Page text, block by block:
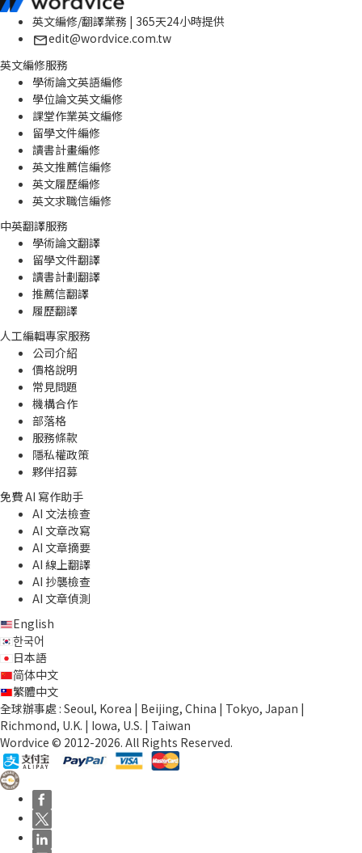
英文編修/翻譯業務 | 365天24小時提供
edit@wordvice.com.tw
英文編修服務
學術論文英語編修
學位論文英文編修
課堂作業英文編修
留學文件編修
讀書計畫編修
英文推薦信編修
英文履歷編修
英文求職信編修
中英翻譯服務
學術論文翻譯
留學文件翻譯
讀書計劃翻譯
推薦信翻譯
履歷翻譯
人工編輯專家服務
公司介紹
價格說明
常見問題
機構合作
部落格
服務條款
隱私權政策
夥伴招募
免費 AI 寫作助手
AI 文法檢查
AI 文章改寫
AI 文章摘要
AI 線上翻譯
AI 抄襲檢查
AI 文章偵測
English
한국어
日本語
简体中文
繁體中文
全球辦事處 : Seoul, Korea | Beijing, China | Tokyo, Japan |
Richmond, U.K. | Iowa, U.S. | Taiwan
Wordvice © 2012-2026. All Rights Reserved.